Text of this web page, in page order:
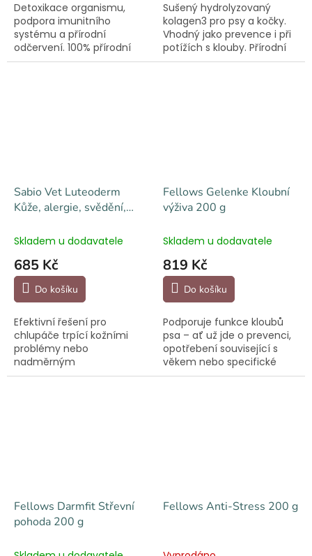
Detoxikace organismu,
podpora imunitního
systému a přírodní
odčervení. 100% přírodní
složení bez chemie.
Sušený hydrolyzovaný
kolagen3 pro psy a kočky.
Vhodný jako prevence i při
potížích s klouby. Přírodní
složení bez chemie.
Sabio Vet Luteoderm
Kůže, alergie, svědění,
Skladem u dodavatele
685 Kč
Do košíku
Efektivní řešení pro
chlupáče trpící kožními
problémy nebo
nadměrným
línáním. Zklidňuje kůži a
Fellows Gelenke Kloubní
výživa 200 g
Skladem u dodavatele
819 Kč
Do košíku
Podporuje funkce kloubů
psa – ať už jde o prevenci,
opotřebení související s
věkem nebo specifické
problémy, jako je
Fellows Darmfit Střevní
pohoda 200 g
Fellows Anti-Stress 200 g